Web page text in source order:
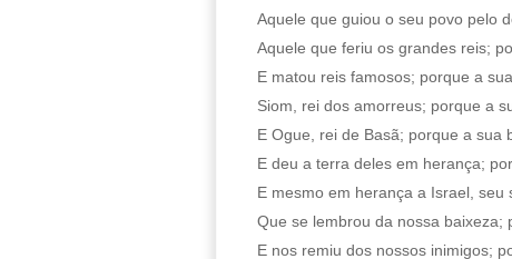
Aquele que guiou o seu povo pelo
Aquele que feriu os grandes reis;
E matou reis famosos; porque a
Siom, rei dos amorreus; porque a
E Ogue, rei de Basã; porque a sua
E deu a terra deles em herança;
E mesmo em herança a Israel,
Que se lembrou da nossa
E nos remiu dos nossos inimigos;